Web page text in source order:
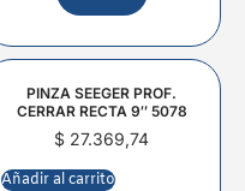
PINZA SEEGER PROF.
CERRAR RECTA 9″ 5078
$ 27.369,74
Añadir al carrito